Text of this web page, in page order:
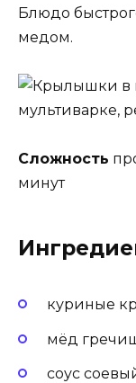
Блюдо
медом.
Сложность
минут
куриные
мёд
соус